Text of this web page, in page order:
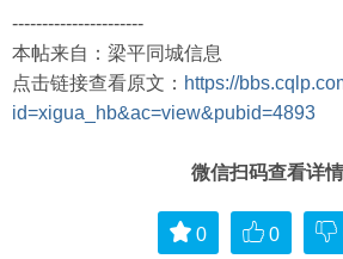
----------------------
本帖来自：梁平同城信息
点击链接查看原文： https://
id=xigua_hb&ac=view&pubid=4893
微信扫码查看详情
0 0